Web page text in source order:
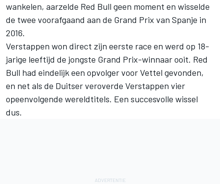
wankelen, aarzelde Red Bull geen moment en wisselde
de twee voorafgaand aan de Grand Prix van Spanje in
2016.
Verstappen won direct zijn eerste race en werd op 18-
jarige leeftijd de jongste Grand Prix-winnaar ooit. Red
Bull had eindelijk een opvolger voor Vettel gevonden,
en net als de Duitser veroverde Verstappen vier
opeenvolgende wereldtitels. Een succesvolle wissel
dus.